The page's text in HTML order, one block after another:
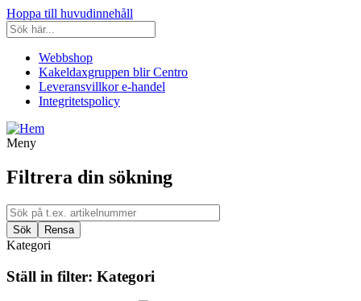
Hoppa till huvudinnehåll
Webbshop
Kakeldaxgruppen blir Centro
Leveransvillkor e-handel
Integritetspolicy
Meny
Filtrera din sökning
Kategori
Ställ in filter: Kategori